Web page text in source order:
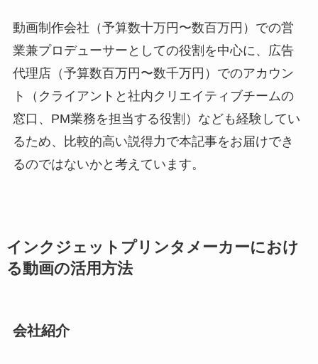
動画制作会社（予算数十万円〜数百万円）での営
業兼プロデューサーとしての役割を中心に、広告
代理店（予算数百万円〜数千万円）でのアカウン
ト（クライアントと社内クリエイティブチームの
窓口、PM業務を担当する役割）なども経験してい
るため、比較的高い説得力で本記事をお届けでき
るのではないかと考えています。
インクジェットプリンタメーカーにおけ
る動画の活用方法
会社紹介